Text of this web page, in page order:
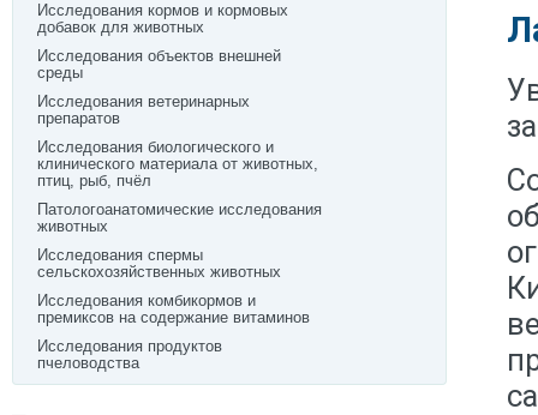
Исследования кормов и кормовых
добавок для животных
Исследования объектов внешней
среды
Исследования ветеринарных
препаратов
Исследования биологического и
клинического материала от животных,
птиц, рыб, пчёл
Патологоанатомические исследования
животных
Исследования спермы
сельскохозяйственных животных
Исследования комбикормов и
премиксов на содержание витаминов
Исследования продуктов
пчеловодства